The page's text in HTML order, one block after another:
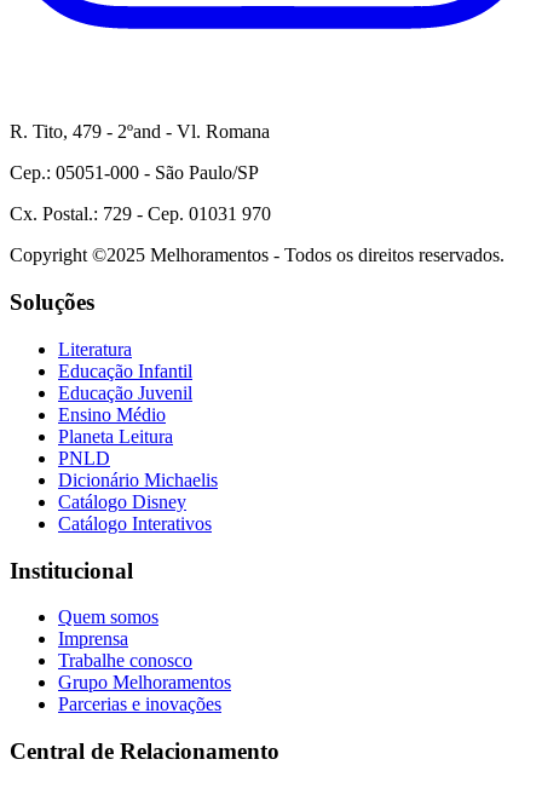
R. Tito, 479 - 2ºand - Vl. Romana
Cep.: 05051-000 - São Paulo/SP
Cx. Postal.: 729 - Cep. 01031 970
Copyright ©2025 Melhoramentos - Todos os direitos reservados.
Soluções
Literatura
Educação Infantil
Educação Juvenil
Ensino Médio
Planeta Leitura
PNLD
Dicionário Michaelis
Catálogo Disney
Catálogo Interativos
Institucional
Quem somos
Imprensa
Trabalhe conosco
Grupo Melhoramentos
Parcerias e inovações
Central de Relacionamento